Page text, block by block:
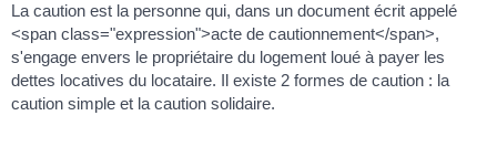
La caution est la personne qui, dans un document écrit appelé
<span class="expression">acte de cautionnement</span>,
s'engage envers le propriétaire du logement loué à payer les
dettes locatives du locataire. Il existe 2 formes de caution : la
caution simple et la caution solidaire.